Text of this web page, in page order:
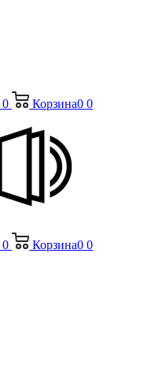
0 Корзина0 0
0 Корзина0 0